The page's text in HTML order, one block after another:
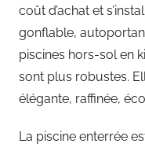
coût d’achat et
gonflable,
piscines hors-sol en
sont plus robustes.
élégante, raffinée,
La piscine enterrée